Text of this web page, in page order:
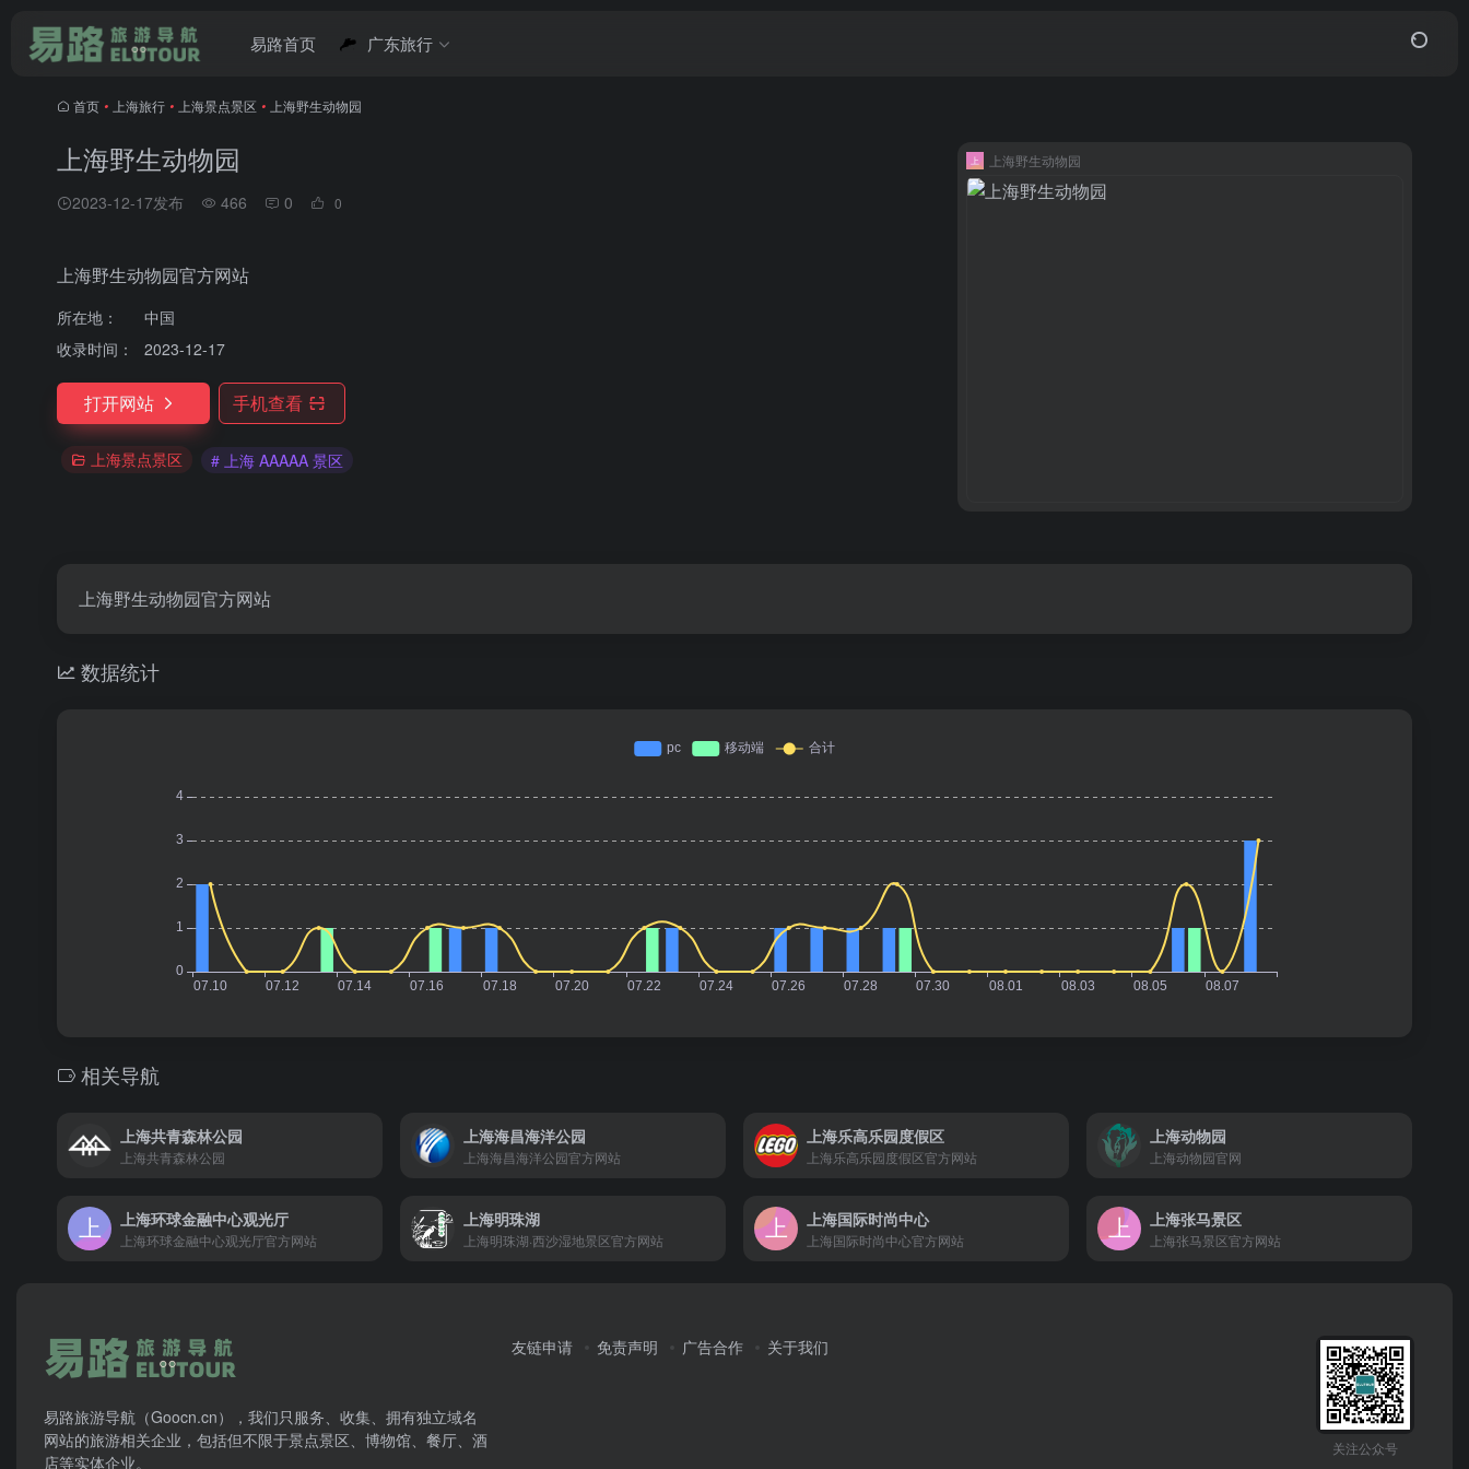
易路首页 广东旅行
首页 • 上海旅行 • 上海景点景区 • 上海野生动物园
上海野生动物园
2023-12-17发布 466 0 0
上海野生动物园官方网站
所在地：
中国
收录时间：
2023-12-17
打开网站 手机查看
上海景点景区 # 上海 AAAAA 景区
上海野生动物园
上海野生动物园官方网站
数据统计
相关导航
上海共青森林公园
上海共青森林公园
上海海昌海洋公园
上海海昌海洋公园官方网站
上海乐高乐园度假区
上海乐高乐园度假区官方网站
上海动物园
上海动物园官网
上海环球金融中心观光厅
上海环球金融中心观光厅官方网站
上海明珠湖
上海明珠湖·西沙湿地景区官方网站
上海国际时尚中心
上海国际时尚中心官方网站
上海张马景区
上海张马景区官方网站
易路旅游导航（Goocn.cn），我们只服务、收集、拥有独立域名
网站的旅游相关企业，包括但不限于景点景区、博物馆、餐厅、酒
店等实体企业。
友链申请 免责声明 广告合作 关于我们
关注公众号